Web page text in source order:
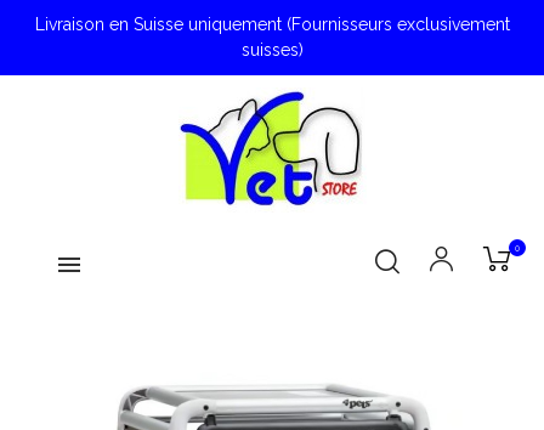
Livraison en Suisse uniquement (Fournisseurs exclusivement
suisses)
0